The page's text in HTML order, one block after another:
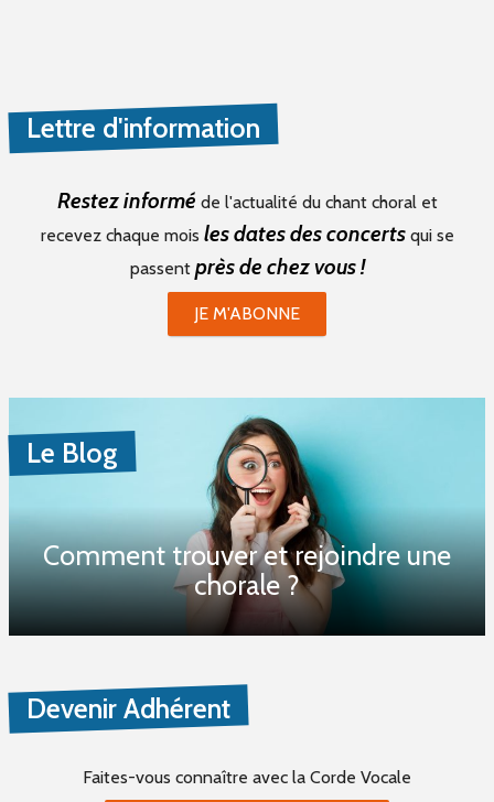
Lettre d'information
Restez informé de l'actualité du chant choral et
recevez chaque mois les dates des concertsqui se
passent près de chez vous !
JE M'ABONNE
Le Blog
Comment trouver et rejoindre une
chorale ?
Devenir Adhérent
Faites-vous connaître avec la Corde Vocale